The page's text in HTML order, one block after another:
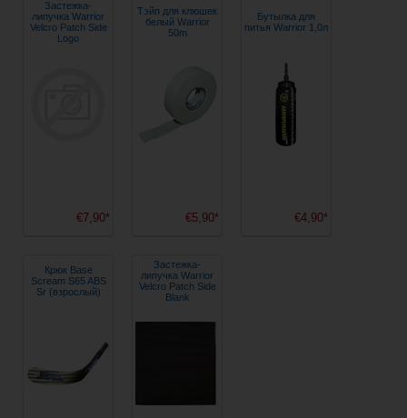
Застежка-
липучка Warrior
Velcro Patch Side
Logo
€7,90*
Тэйп для клюшек
белый Warrior
50m
€5,90*
Бутылка для
питья Warrior 1,0л
€4,90*
Крюк Base
Scream S65 ABS
Sr (взрослый)
Застежка-
липучка Warrior
Velcro Patch Side
Blank